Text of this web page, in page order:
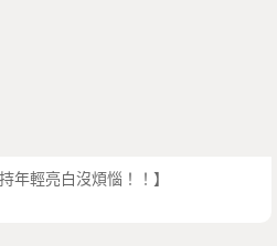
年輕亮白沒煩惱！！】